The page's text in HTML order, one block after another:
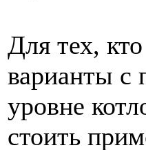
Для тех,
варианты с
уровне
стоить